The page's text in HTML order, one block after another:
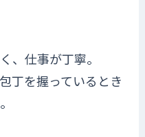
、仕事が丁寧。
丁を握っているとき